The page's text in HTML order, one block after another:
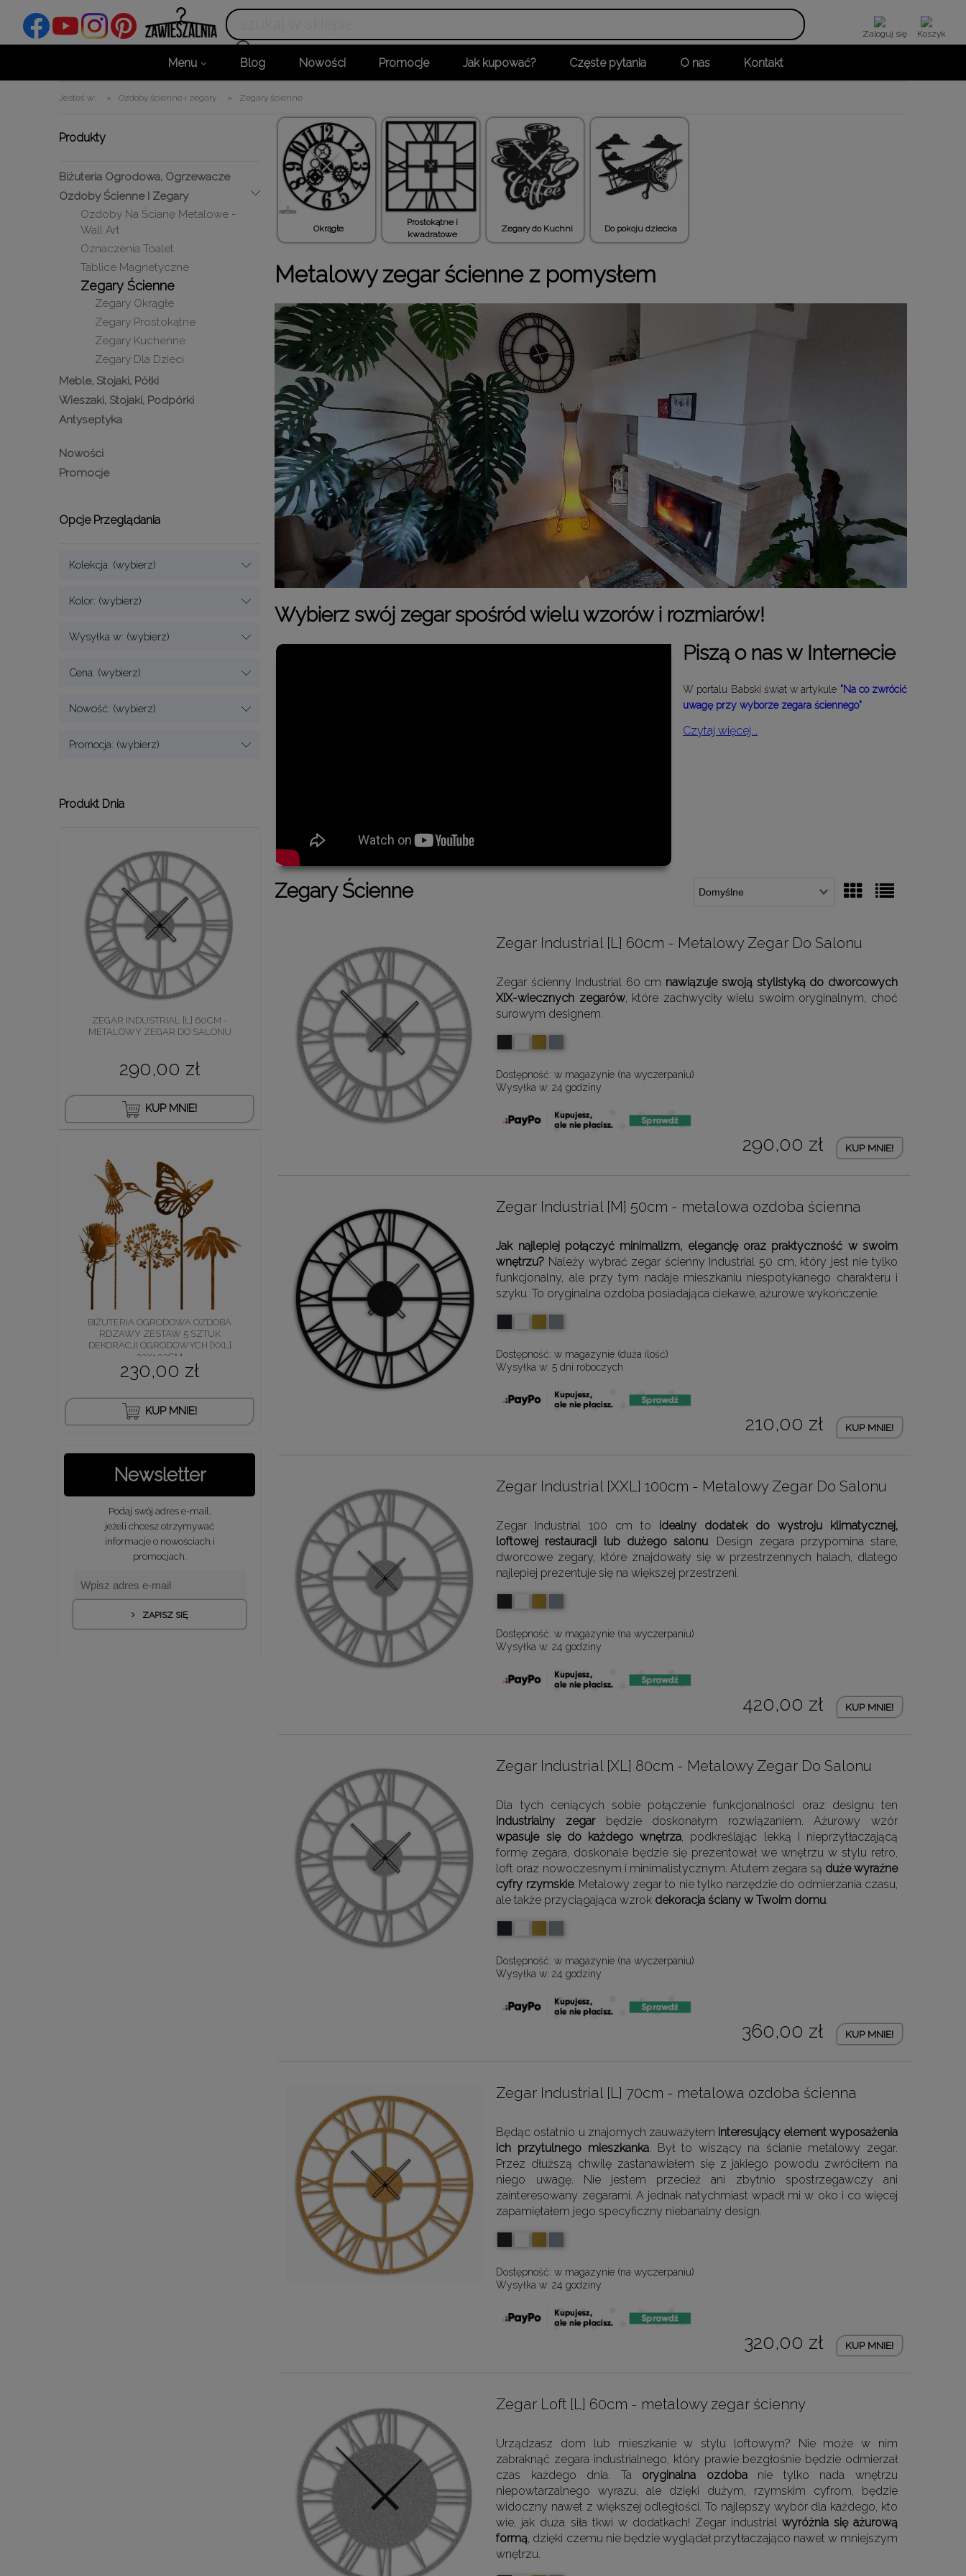
Zaloguj się Koszyk
Menu Blog Nowości Promocje Jak kupować? Częste pytania O nas Kontakt
Jesteś w: » Ozdoby ścienne i zegary » Zegary ścienne
Produkty
Biżuteria Ogrodowa, Ogrzewacze
Ozdoby Ścienne I Zegary
Ozdoby Na Ścianę Metalowe -
Wall Art
Oznaczenia Toalet
Tablice Magnetyczne
Zegary Ścienne
Zegary Okrągłe
Zegary Prostokątne
Zegary Kuchenne
Zegary Dla Dzieci
Meble, Stojaki, Półki
Wieszaki, Stojaki, Podpórki
Antyseptyka
Nowości
Promocje
Opcje Przeglądania
Kolekcja: (wybierz)
Kolor: (wybierz)
Wysyłka w: (wybierz)
Cena: (wybierz)
Nowość: (wybierz)
Promocja: (wybierz)
Produkt Dnia
ZEGAR INDUSTRIAL [L] 60CM -
METALOWY ZEGAR DO SALONU
290,00 zł
KUP MNIE!
BIŻUTERIA OGRODOWA OZDOBA
RDZAWY ZESTAW 5 SZTUK
DEKORACJI OGRODOWYCH [XXL]
22X102CM
230,00 zł
KUP MNIE!
Newsletter
Podaj swój adres e-mail,
jeżeli chcesz otrzymywać
informacje o nowościach i
promocjach.
ZAPISZ SIĘ
Okrągłe
Prostokątne i
kwadratowe
Zegary do Kuchni Do pokoju dziecka
Metalowy zegar ścienne z pomysłem
Wybierz swój zegar spośród wielu wzorów i rozmiarów!
Piszą o nas w Internecie
W portalu Babski świat w artykule "Na co zwrócić
uwagę przy wyborze zegara ściennego"
Czytaj więcej...
Zegary Ścienne
Zegar Industrial [L] 60cm - Metalowy Zegar Do Salonu
Zegar ścienny Industrial 60 cm nawiązuje swoją stylistyką do dworcowych
XIX-wiecznych zegarów, które zachwyciły wielu swoim oryginalnym, choć
surowym designem.
Dostępność: w magazynie (na wyczerpaniu)
Wysyłka w: 24 godziny
290,00 zł KUP MNIE!
Zegar Industrial [M] 50cm - metalowa ozdoba ścienna
Jak najlepiej połączyć minimalizm, elegancję oraz praktyczność w swoim
wnętrzu? Należy wybrać zegar ścienny Industrial 50 cm, który jest nie tylko
funkcjonalny, ale przy tym nadaje mieszkaniu niespotykanego charakteru i
szyku. To oryginalna ozdoba posiadająca ciekawe, ażurowe wykończenie.
Dostępność: w magazynie (duża ilość)
Wysyłka w: 5 dni roboczych
210,00 zł KUP MNIE!
Zegar Industrial [XXL] 100cm - Metalowy Zegar Do Salonu
Zegar Industrial 100 cm to idealny dodatek do wystroju klimatycznej,
loftowej restauracji lub dużego salonu. Design zegara przypomina stare,
dworcowe zegary, które znajdowały się w przestrzennych halach, dlatego
najlepiej prezentuje się na większej przestrzeni.
Dostępność: w magazynie (na wyczerpaniu)
Wysyłka w: 24 godziny
420,00 zł KUP MNIE!
Zegar Industrial [XL] 80cm - Metalowy Zegar Do Salonu
Dla tych ceniących sobie połączenie funkcjonalności oraz designu ten
industrialny zegarbędzie doskonałym rozwiązaniem. Ażurowy wzór
wpasuje się do każdego wnętrza, podkreślając lekką i nieprzytłaczającą
formę zegara, doskonale będzie się prezentował we wnętrzu w stylu retro,
loft oraz nowoczesnym i minimalistycznym. Atutem zegara są duże wyraźne
cyfry rzymskie. Metalowy zegar to nie tylko narzędzie do odmierzania czasu,
ale także przyciągająca wzrok dekoracja ściany w Twoim domu.
Dostępność: w magazynie (na wyczerpaniu)
Wysyłka w: 24 godziny
360,00 zł KUP MNIE!
Zegar Industrial [L] 70cm - metalowa ozdoba ścienna
Będąc ostatnio u znajomych zauważyłem interesujący element wyposażenia
ich przytulnego mieszkanka. Był to wiszący na ścianie metalowy zegar.
Przez dłuższą chwilę zastanawiałem się z jakiego powodu zwróciłem na
niego uwagę. Nie jestem przecież ani zbytnio spostrzegawczy ani
zainteresowany zegarami. A jednak natychmiast wpadł mi w oko i co więcej
zapamiętałem jego specyficzny niebanalny design.
Dostępność: w magazynie (na wyczerpaniu)
Wysyłka w: 24 godziny
320,00 zł KUP MNIE!
Zegar Loft [L] 60cm - metalowy zegar ścienny
Urządzasz dom lub mieszkanie w stylu loftowym? Nie może w nim
zabraknąć zegara industrialnego, który prawie bezgłośnie będzie odmierzał
czas każdego dnia. Ta oryginalna ozdobanie tylko nada wnętrzu
niepowtarzalnego wyrazu, ale dzięki dużym, rzymskim cyfrom, będzie
widoczny nawet z większej odległości. To najlepszy wybór dla każdego, kto
wie, jak duża siła tkwi w dodatkach! Zegar industrial wyróżnia się ażurową
formą, dzięki czemu nie będzie wyglądał przytłaczająco nawet w mniejszym
wnętrzu.